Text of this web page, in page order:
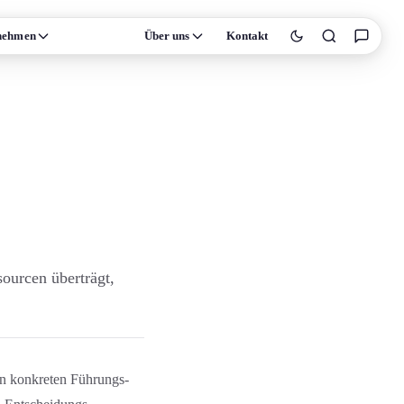
Über uns Kontakt
überträgt,
konkreten Führungs­